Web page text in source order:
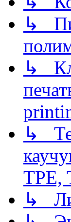
↳
↳
↳
TPE,
↳